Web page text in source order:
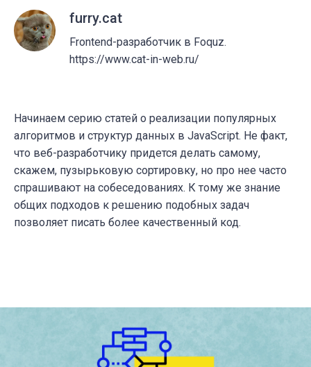
furry.cat
Frontend-разработчик в Foquz.
https://www.cat-in-web.ru/
Начинаем серию статей о реализации популярных
алгоритмов и структур данных в JavaScript. Не факт,
что веб-разработчику придется делать самому,
скажем, пузырьковую сортировку, но про нее часто
спрашивают на собеседованиях. К тому же знание
общих подходов к решению подобных задач
позволяет писать более качественный код.